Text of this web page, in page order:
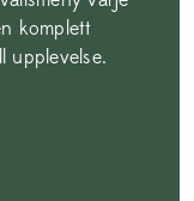
komplett
upplevelse.